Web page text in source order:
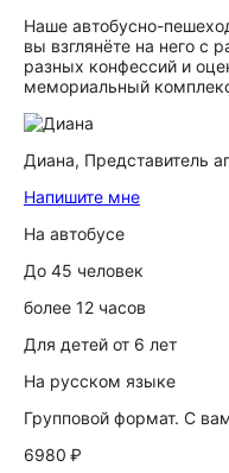
Наше автобусно-
вы взглянёте на него с
разных конфессий и
мемориальный
Диана, Представитель
Напишите мне
На автобусе
До 45 человек
более 12 часов
Для детей от 6 лет
На русском языке
Групповой формат. С
6980 ₽